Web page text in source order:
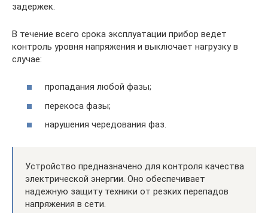
задержек.
В течение всего срока эксплуатации прибор ведет
контроль уровня напряжения и выключает нагрузку в
случае:
пропадания любой фазы;
перекоса фазы;
нарушения чередования фаз.
Устройство предназначено для контроля качества
электрической энергии. Оно обеспечивает
надежную защиту техники от резких перепадов
напряжения в сети.